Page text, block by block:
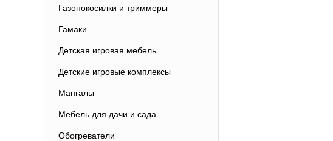
Газонокосилки и триммеры
Гамаки
Детская игровая мебель
Детские игровые комплексы
Мангалы
Мебель для дачи и сада
Обогреватели